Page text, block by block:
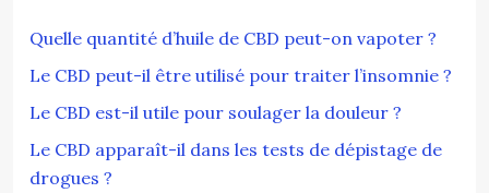
Quelle quantité d’huile de CBD peut-on vapoter ?
Le CBD peut-il être utilisé pour traiter l’insomnie ?
Le CBD est-il utile pour soulager la douleur ?
Le CBD apparaît-il dans les tests de dépistage de
drogues ?